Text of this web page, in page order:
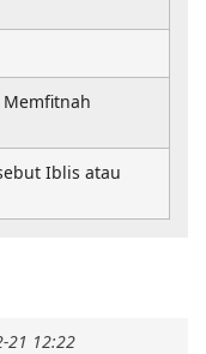
21 12:22
Iblis atau